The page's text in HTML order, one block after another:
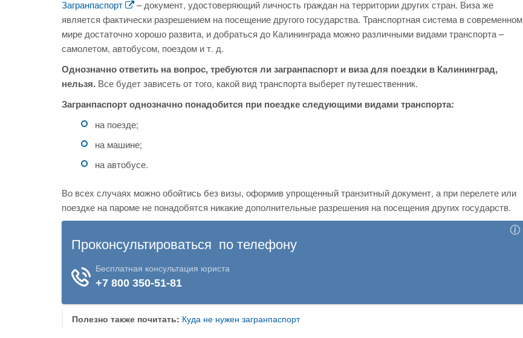
Загранпаспорт
– документ, удостоверяющий личность граждан на территории других стран. Виза же
является фактически разрешением на посещение другого государства. Транспортная система в современном
мире достаточно хорошо развита, и добраться до Калининграда можно различными видами транспорта –
самолетом, автобусом, поездом и т. д.
Однозначно ответить на вопрос, требуются ли загранпаспорт и виза для поездки в Калининград,
нельзя. Все будет зависеть от того, какой вид транспорта выберет путешественник.
Загранпаспорт однозначно понадобится при поездке следующими видами транспорта:
на поезде;
на машине;
на автобусе.
Во всех случаях можно обойтись без визы, оформив упрощенный транзитный документ, а при перелете или
поездке на пароме не понадобятся никакие дополнительные разрешения на посещения других государств.
Полезно также почитать: Куда не нужен загранпаспорт